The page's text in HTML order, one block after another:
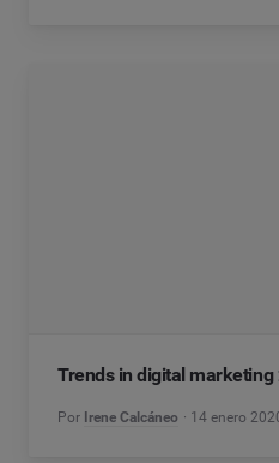
Trends in digital marketing
Por Irene Calcáneo 14 enero